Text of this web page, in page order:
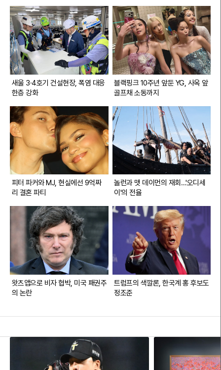
다는 주장이 제기되면서 정치자금법 위반 가능성이 대두되었다. 이에 대해
오 전 지사 측은 사실무근이라며 반박하고 있으나, 부지 제공의 대가성 여
부를 두고 논란은 수그러들지 않고 있다.현직 국회의원인 문대림 의원 역
시 이 씨와의 친분설로 곤혹스러운 처지에 놓였다. 이 씨가 평소 문 의원과
형님, 동생 하는 사이라고 주변에 과시해 왔다는 증언이 나오면서다. 문 의
원 측은 자발적인 지지자의 활동이었을 뿐 사적인 골프 회동이나 부적절한
청탁은 없었다고 선을 그었다. 하지만 과거 모델하우스 행사 참석 등 이 씨
와의 잦은 접촉이 확인되면서, 지역 유력 정치인으로서 검증되지 않은 인
물과 밀착 행보를 보였다는 책임론이 거세다.공직 사회의 기강 해이를 보
여주는 유흥주점 접대 의혹은 사태를 더욱 악화시키고 있다. 피해자 대책
위가 공개한 영수증에는 오 전 지사 취임 전후 시기에 비서진들이 수백만
원 상당의 술 접대를 받은 정황이 고스란히 담겼다. 특히 비서관급 인사가
이 씨에게 외자 유치와 관련된 중국계 자본가를 연결해 주는 브로커 역할
을 했다는 의심까지 더해졌다. 이는 단순한 개인적 일탈을 넘어 도정의 핵
심 인력들이 개발업자의 민원 해결사 노릇을 했다는 비판으로 이어진다.이
씨의 화려한 범죄 전력에도 불구하고 그가 도의회 자문위원으로 활동할 수
있었던 배경에 대해서도 의문이 제기된다. 20여 건의 전과를 보유한 인물
이 집행유예 기간에 공적 기구에서 활동한 것은 지역 정당과 의회의 검증
시스템이 완전히 마비되었음을 방증한다. 현재 위성곤 도지사가 청렴감찰
정치권으로 흘러 들어갔을 가능성을 염두에 두고 자금 흐름을 정밀 추적하
고 있다.
새울 3·4호기 건설현장, 폭염 대응
한층 강화
블랙핑크 10주년 앞둔 YG, 사옥 앞
골프채 소동까지
피터 파커와 MJ, 현실에선 9억짜
리 결혼 파티
놀런과 맷 데이먼의 재회…'오디세
이'의 전율
왓츠앱으로 비자 협박, 미국 패권주
의 논란
트럼프의 색깔론, 한국계 홍 후보도
정조준